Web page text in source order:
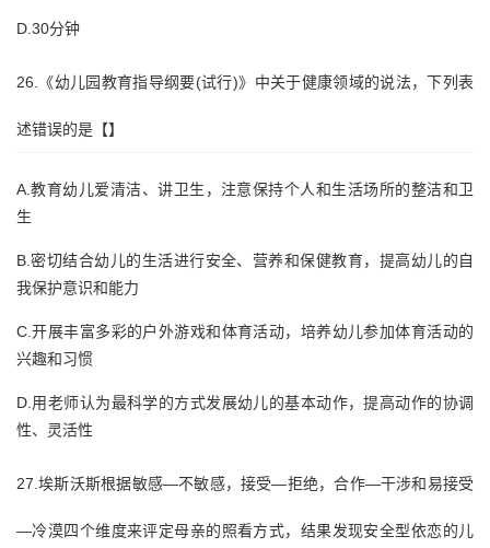
D.30分钟
26.《幼儿园教育指导纲要(试行)》中关于健康领域的说法，下列表
述错误的是【】
A.教育幼儿爱清洁、讲卫生，注意保持个人和生活场所的整洁和卫
生
B.密切结合幼儿的生活进行安全、营养和保健教育，提高幼儿的自
我保护意识和能力
C.开展丰富多彩的户外游戏和体育活动，培养幼儿参加体育活动的
兴趣和习惯
D.用老师认为最科学的方式发展幼儿的基本动作，提高动作的协调
性、灵活性
27.埃斯沃斯根据敏感—不敏感，接受—拒绝，合作—干涉和易接受
—冷漠四个维度来评定母亲的照看方式，结果发现安全型依恋的儿